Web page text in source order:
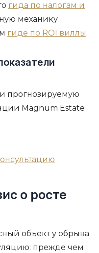
гида по налогам и
механику
гиде по ROI виллы.
прогнозируемую
Magnum Estate
о росте
объект у обрыва
прежде чем